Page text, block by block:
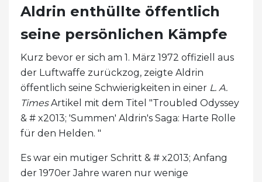
Aldrin enthüllte öffentlich
seine persönlichen Kämpfe
Kurz bevor er sich am 1. März 1972 offiziell aus
der Luftwaffe zurückzog, zeigte Aldrin
öffentlich seine Schwierigkeiten in einer L. A.
TimesArtikel mit dem Titel "Troubled Odyssey
& # x2013; 'Summen' Aldrin's Saga: Harte Rolle
für den Helden. "
Es war ein mutiger Schritt & # x2013; Anfang
der 1970er Jahre waren nur wenige